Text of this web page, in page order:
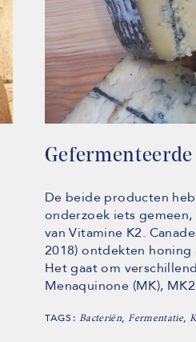
De beide producten
onderzoek iets
van Vitamine K2.
2018) ontdekten honing
Het gaat om
Menaquinone (MK),
TAGS:Bacteriën,Fermentatie,